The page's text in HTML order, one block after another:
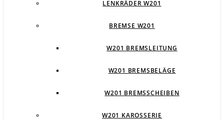
LENKRÄDER W201
BREMSE W201
W201 BREMSLEITUNG
W201 BREMSBELÄGE
W201 BREMSSCHEIBEN
W201 KAROSSERIE